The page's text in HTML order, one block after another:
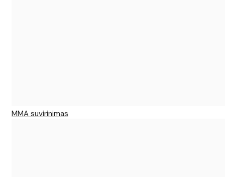
MMA suvirinimas